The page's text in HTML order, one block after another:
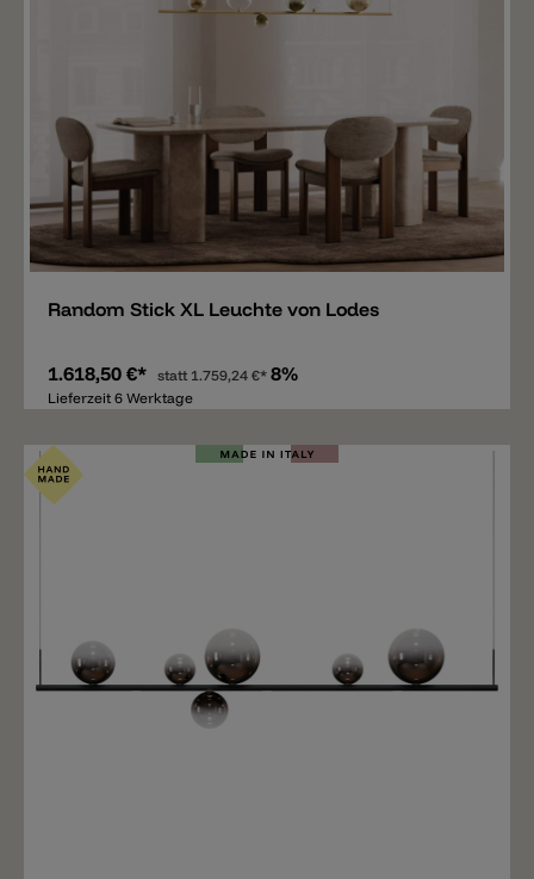
Merken
Random Stick XL Leuchte von Lodes
1.618,50 €* statt 1.759,24 €* 8%
Lieferzeit 6 Werktage